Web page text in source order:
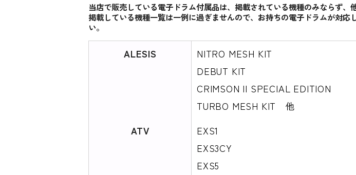
当店で販売している電子ドラム付属品は、掲載されている機種のみならず、
掲載している機種一覧は一例に過ぎませんので、お持ちの電子ドラムが対
い。
ALESIS
NITRO MESH KIT
DEBUT KIT
CRIMSON II SPECIAL EDITION
TURBO MESH KIT 他
ATV
EXS1
EXS3CY
EXS5